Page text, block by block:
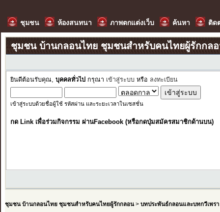
ชุมชน ห้องสนทนา ภาพตกแต่งเว็บ ค้นหา ติด
ชุมชน บ้านกลอนไทย ชุมชนสำหรับคนไทยผู้รักกล
ยินดีต้อนรับคุณ, บุคคลทั่วไป กรุณา เข้าสู่ระบบ หรือ ลงทะเบียน
เข้าสู่ระบบด้วยชื่อผู้ใช้ รหัสผ่าน และระยะเวลาในเซสชั่น
กด Link เพื่อร่วมกิจกรรม ผ่านFacebook (หรือกดปุ่มสมัครสมาชิกด้านบน)
ชุมชน บ้านกลอนไทย ชุมชนสำหรับคนไทยผู้รักกลอน> บทประพันธ์กลอนและบทกวีเพรา